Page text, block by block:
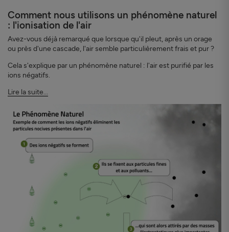
Comment nous utilisons un phénomène naturel
: l'ionisation de l'air
Avez-vous déjà remarqué que lorsque qu'il pleut, après un orage
ou près d'une cascade, l'air semble particulièrement frais et pur ?
Cela s'explique par un phénomène naturel : l'air est purifié par les
ions négatifs.
Lire la suite...